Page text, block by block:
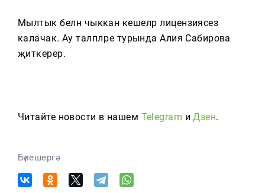
Мылтык белән чыккан кешеләр лицензиясез
калачак. Ау таләпләре турында Алия Сабирова
җиткерер.
Читайте новости в нашем Telegram иДзен.
Бүлешергә